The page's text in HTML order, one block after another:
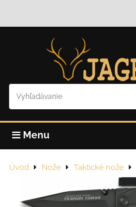
Menu
Úvod Nože Taktické nože